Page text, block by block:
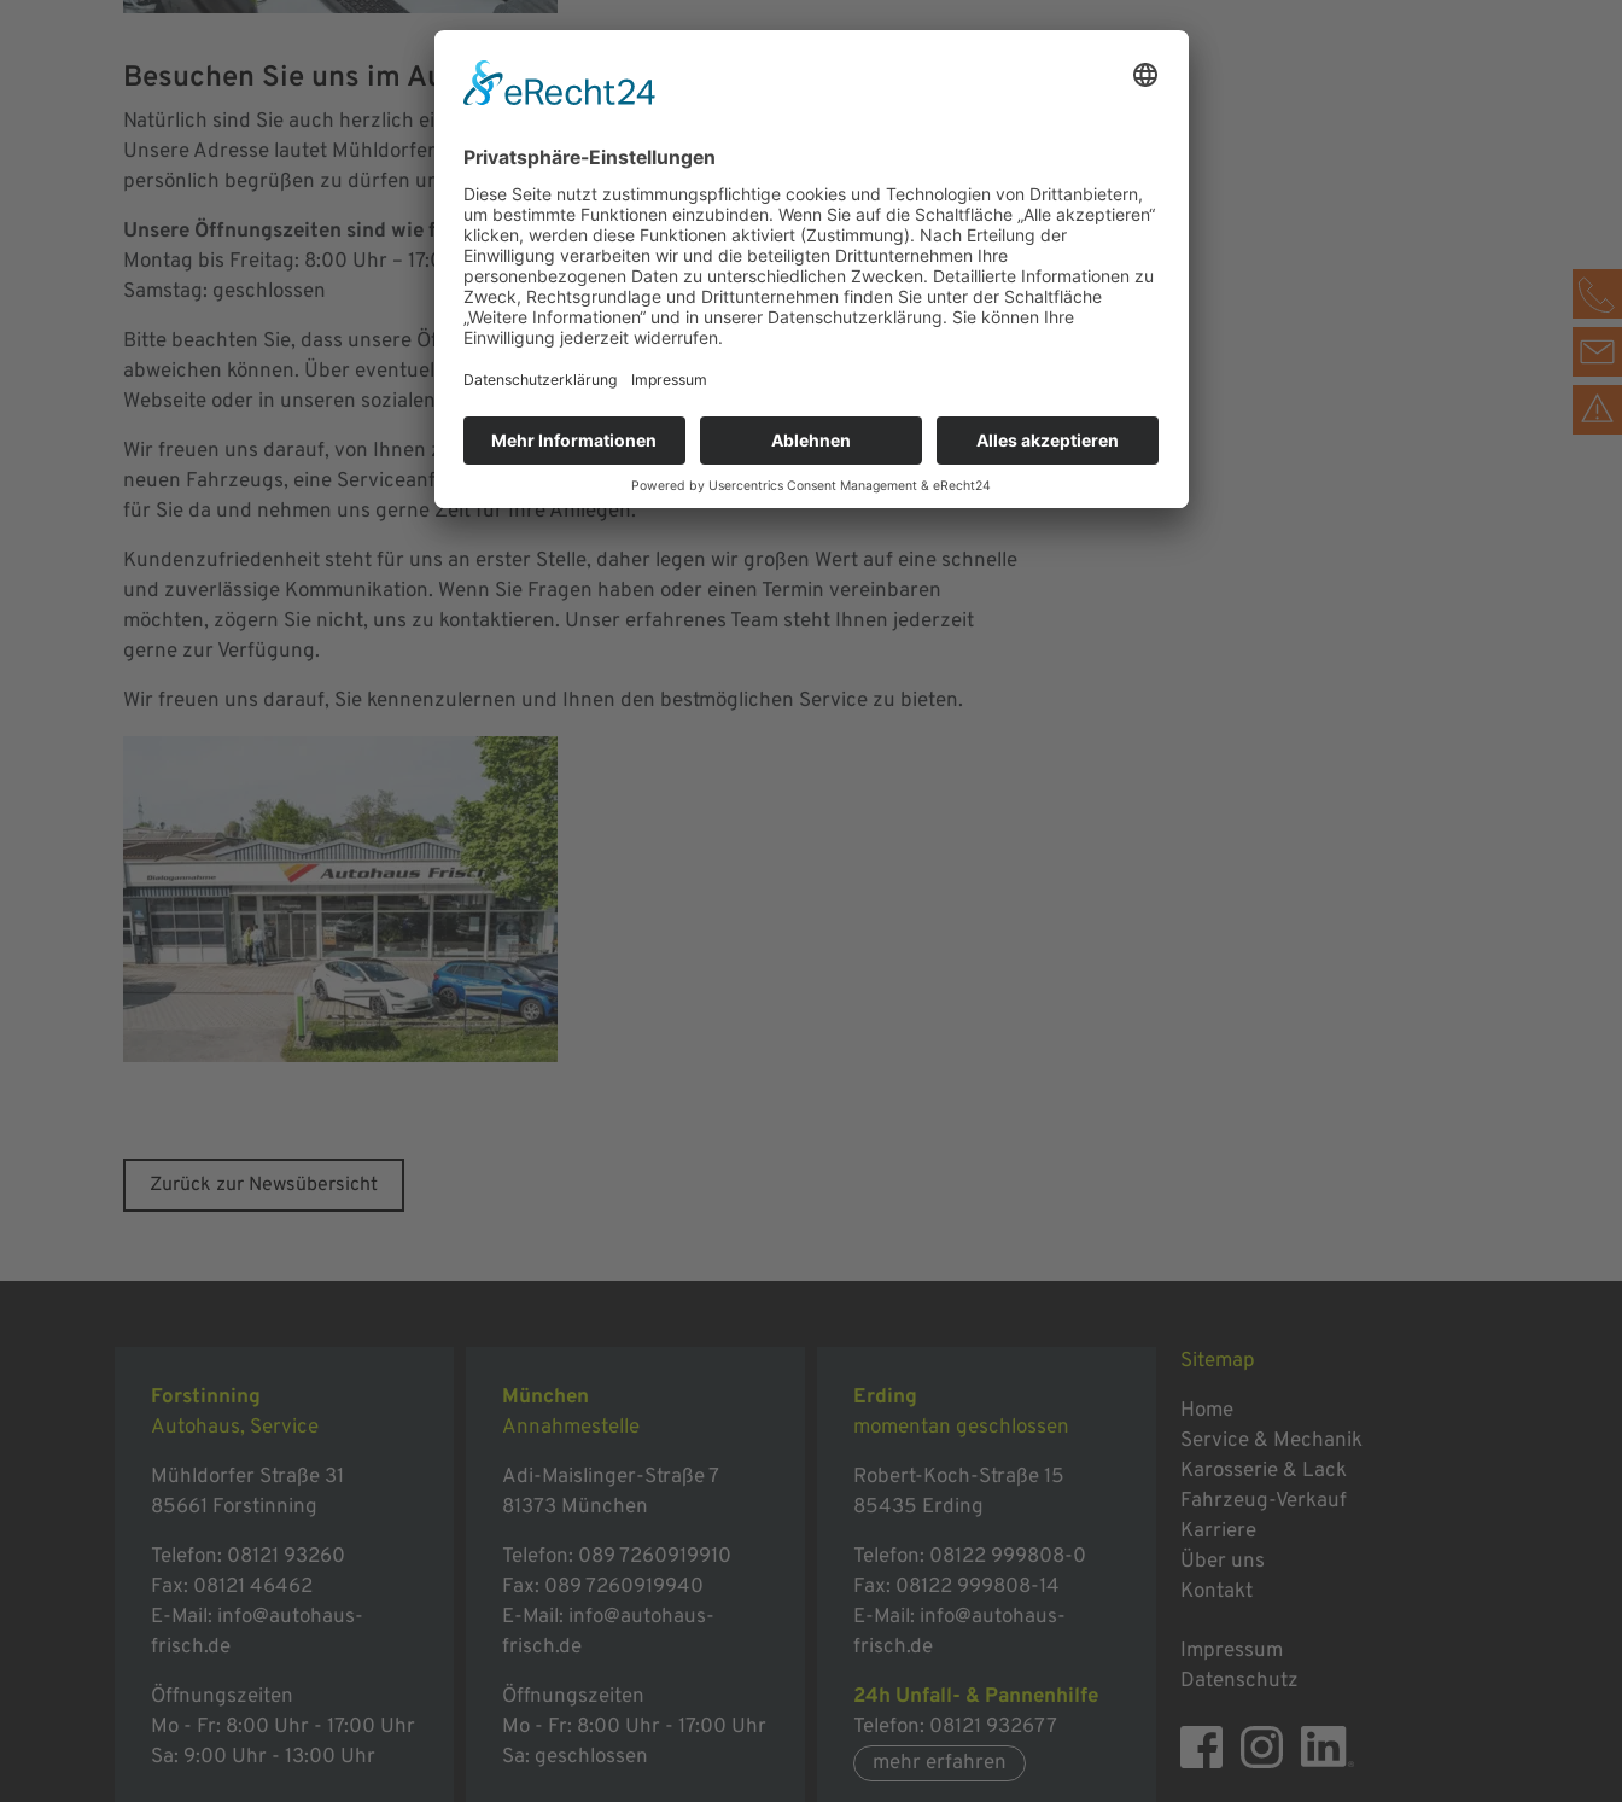
Besuchen Sie uns im Autohaus Frisch
Natürlich sind Sie auch herzlich eingeladen, uns persönlich in unserem Autohaus zu besuchen.
Unsere Adresse lautet Mühldorfer Straße 31,85661 Forstinning Wir freuen uns darauf, Sie
persönlich begrüßen zu dürfen und stehen Ihnen vor Ort gerne zur Verfügung.
Unsere Öffnungszeiten sind wie folgt:
Montag bis Freitag: 8:00 Uhr – 17:00 Uhr
Samstag: geschlossen
Bitte beachten Sie, dass unsere Öffnungszeiten von Feiertagen oder besonderen Anlässen
abweichen können. Über eventuelle Änderungen informieren wir Sie rechtzeitig auf unserer
Webseite oder in unseren sozialen Medien.
Wir freuen uns darauf, von Ihnen zu hören und Ihnen weiterzuhelfen. Egal ob es um den Kauf eines
neuen Fahrzeugs, eine Serviceanfrage oder andere Anliegen rund um Ihr Fahrzeug geht - wir sind
für Sie da und nehmen uns gerne Zeit für Ihre Anliegen.
Kundenzufriedenheit steht für uns an erster Stelle, daher legen wir großen Wert auf eine schnelle
und zuverlässige Kommunikation. Wenn Sie Fragen haben oder einen Termin vereinbaren
möchten, zögern Sie nicht, uns zu kontaktieren. Unser erfahrenes Team steht Ihnen jederzeit
gerne zur Verfügung.
Wir freuen uns darauf, Sie kennenzulernen und Ihnen den bestmöglichen Service zu bieten.
Zurück zur Newsübersicht
Forstinning
Autohaus, Service
Mühldorfer Straße 31
85661 Forstinning
Telefon: 08121 93260
Fax: 08121 46462
E-Mail: info@autohaus-
frisch.de
Öffnungszeiten
Mo - Fr: 8:00 Uhr - 17:00 Uhr
Sa: 9:00 Uhr - 13:00 Uhr
München
Annahmestelle
Adi-Maislinger-Straße 7
81373 München
Telefon: 089 7260919910
Fax: 089 7260919940
E-Mail: info@autohaus-
frisch.de
Öffnungszeiten
Mo - Fr: 8:00 Uhr - 17:00 Uhr
Sa: geschlossen
Erding
momentan geschlossen
Robert-Koch-Straße 15
85435 Erding
Telefon: 08122 999808-0
Fax: 08122 999808-14
E-Mail: info@autohaus-
frisch.de
24h Unfall- & Pannenhilfe
Telefon: 08121 932677
mehr erfahren
Sitemap
Home
Service & Mechanik
Karosserie & Lack
Fahrzeug-Verkauf
Karriere
Über uns
Kontakt
Impressum
Datenschutz